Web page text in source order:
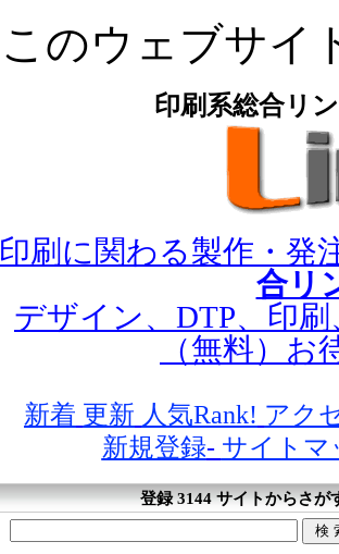
このウェブサイ
印刷系総合リ
印刷に関わる製作・発
合リ
デザイン、DTP、印
（無料）
新着 更新 人気Rank! アク
新規登録- サイトマ
登録 3144 サイトからさが